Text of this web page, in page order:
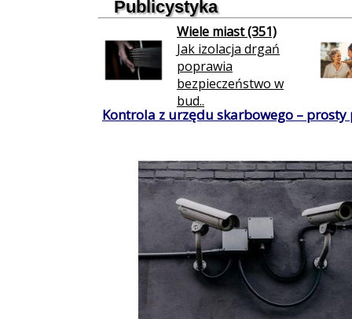
Publicystyka
Wiele miast (351)
Jak izolacja drgań
poprawia
bezpieczeństwo w
bud..
Kontrola z urzędu skarbowego –